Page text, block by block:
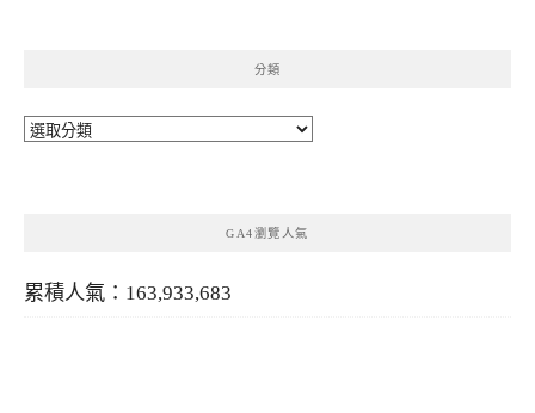
分類
分
GA4瀏覽人氣
累積人氣：163,933,683